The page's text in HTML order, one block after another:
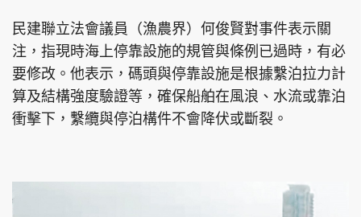
民建聯立法會議員（漁農界）何俊賢對事件表示關
注，指現時海上停靠設施的規管與條例已過時，有必
要修改。他表示，碼頭與停靠設施是根據繫泊拉力計
算及結構強度驗證等，確保船舶在風浪、水流或靠泊
衝擊下，繫纜與停泊構件不會降伏或斷裂。